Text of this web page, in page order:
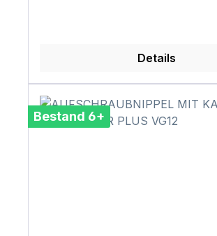
Details
Bestand 6+